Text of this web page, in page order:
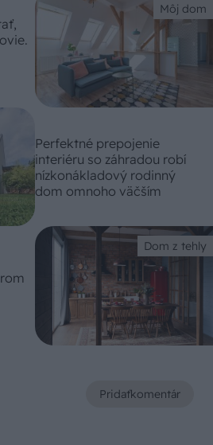
Môj dom
Perfektné prepojenie
interiéru so záhradou robí
nízkonákladový rodinný
dom omnoho väčším
Dom z tehly
Pridaťkomentár